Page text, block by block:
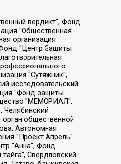
Борисович, Сироткин Ярослав Николаевич, Кара-Мурза Владимир Владимирович, Баранова Наталья Владимировна, Гозман Леонид Яковлевич, Кагарлицкий Борис Юльевич, Климарев Михаил Валерьевич, Милов Владимир Станиславович, Автономная некоммерческая организация Краснодарский центр современного искусства "Типография", Моргенштерн Алишер Тагирович, Соболь Любовь Эдуардовна, Общество с ограниченной ответственностью "ЛИЗА НОРМ", Каспаров Гарри Кимович, Ходорковский Михаил Борисович, Общество с ограниченной ответственностью "Апрельские тезисы", Данилович Ирина Брониславовна, Кашин Олег Владимирович, Петров Николай Владимирович, Пивоваров Алексей Владимирович, Соколов Михаил Владимирович, Цветкова Юлия Владимировна, Чичваркин Евгений Александрович, Комитет против пыток/Команда против пыток, Общество с ограниченной ответственностью "Первый научный", Общество с ограниченной ответственностью "Вертолет и ко", Белоцерковская Вероника Борисовна, Кац Максим Евгеньевич, Лазарева Татьяна Юрьевна, Шаведдинов Руслан Табризович, Яшин Илья Валерьевич, Общество с ограниченной ответственностью "Иноагент ААВ", Алешковский Дмитрий Петрович, Альбац Евгения Марковна, Быков Дмитрий Львович, Галямина Юлия Евгеньевна, Лойко Сергей Леонидович, Мартынов Кирилл Константинович, Медведев Сергей Александрович, Крашенинников Федор Геннадиевич, Гордеева Катерина Вл